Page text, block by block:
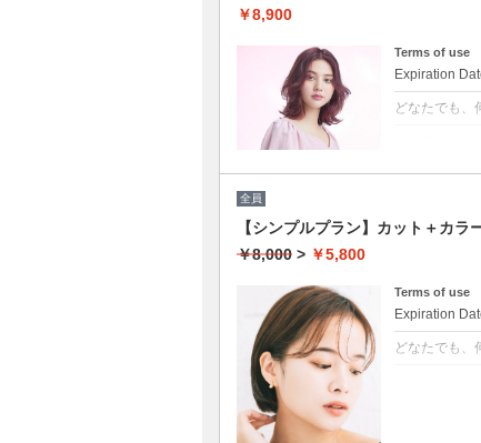
￥8,900
Terms of use
Expiration
どなたでも
段にUP！ダ
全員
【シンプルプラン】カット＋カラ
￥8,000 > ￥5,800
Terms of use
Expiration
どなたでも